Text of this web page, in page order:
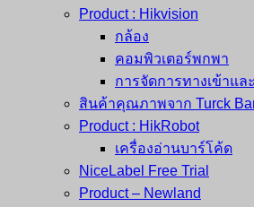
Product : Hikvision
กล้อง
คอมพิวเตอร์พกพา
การจัดการทางเข้าแล
สินค้าคุณภาพจาก Turck
Product : HikRobot
เครื่องอ่านบาร์โค้ด
NiceLabel Free Trial
Product – Newland